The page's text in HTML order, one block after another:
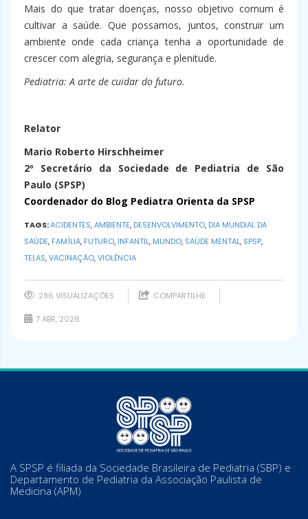
Mais do que tratar doenças, nosso objetivo comum é
cultivar a saúde. Que possamos, juntos, construir um
ambiente onde cada criança tenha a oportunidade de
crescer com alegria, segurança e plenitude.
Pediatria: A arte de cuidar do futuro.
Relator
Mario Roberto Hirschheimer
2º Secretário da Sociedade de Pediatria de São
Paulo (SPSP)
Coordenador do Blog Pediatra Orienta da SPSP
TAGS:ACIDENTES,AMBIENTE, DESENVOLVIMENTO, DIA MUNDIAL DA
SAÚDE, FAMÍLIA, FUTURO, INFANTIL, MUNDO, SAÚDE MENTAL, SPSP,
TELAS,VACINAÇÃO,VIOLÊNCIA
296 VISUALIZAÇÕES COMPARTILHE
7 ABR, 2026
A SPSP é filiada da Sociedade Brasileira de Pediatria (SBP) e
Departamento de Pediatria da Associação Paulista de
Medicina (APM)